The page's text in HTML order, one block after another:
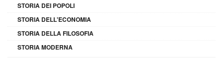
STORIA DEI POPOLI
STORIA DELL'ECONOMIA
STORIA DELLA FILOSOFIA
STORIA MODERNA